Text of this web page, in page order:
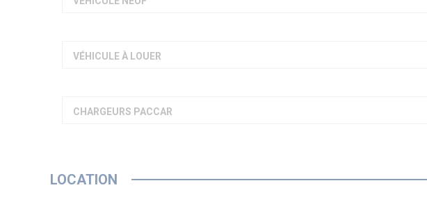
VÉHICULE À LOUER
CHARGEURS PACCAR
LOCATION